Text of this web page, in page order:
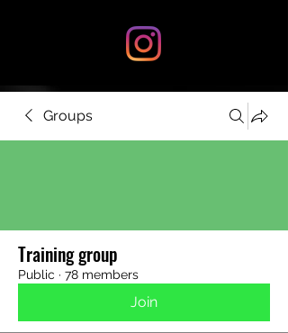
Groups
Training group
Public · 78 members
Join